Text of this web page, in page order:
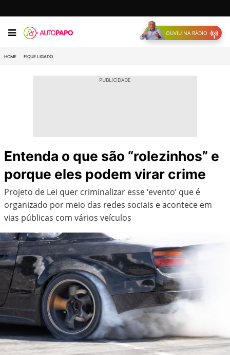
OUVIU NA RÁDIO
HOME FIQUE LIGADO
Entenda o que são “rolezinhos” e
porque eles podem virar crime
Projeto de Lei quer criminalizar esse ‘evento’ que é
organizado por meio das redes sociais e acontece em
vias públicas com vários veículos